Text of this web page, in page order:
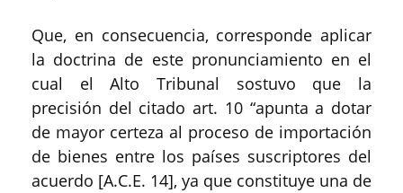
Que, en consecuencia, corresponde aplicar
la doctrina de este pronunciamiento en el
cual el Alto Tribunal sostuvo que la
precisión del citado art. 10 “apunta a dotar
de mayor certeza al proceso de importación
de bienes entre los países suscriptores del
acuerdo [A.C.E. 14], ya que constituye una de